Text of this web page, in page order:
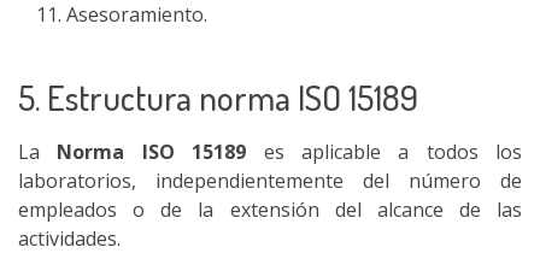
Asesoramiento.
5. Estructura norma ISO 15189
La Norma ISO 15189 es aplicable a todos los
laboratorios, independientemente del número de
empleados o de la extensión del alcance de las
actividades.